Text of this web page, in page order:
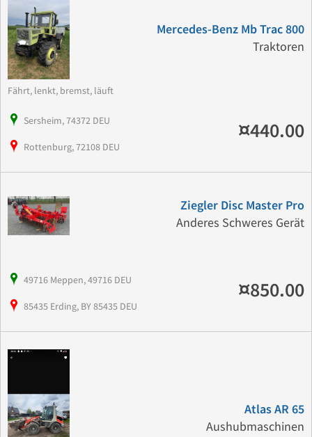
Mercedes-Benz Mb Trac 800
Traktoren
Fährt, lenkt, bremst, läuft
Sersheim, 74372 DEU
Rottenburg, 72108 DEU
¤440.00
Ziegler Disc Master Pro
Anderes Schweres Gerät
49716 Meppen, 49716 DEU
85435 Erding, BY 85435 DEU
¤850.00
Atlas AR 65
Aushubmaschinen